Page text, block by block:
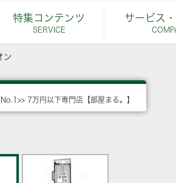
特集コンテンツ
SERVICE
サービス
ン
7万円以下専門店【部屋まる。】